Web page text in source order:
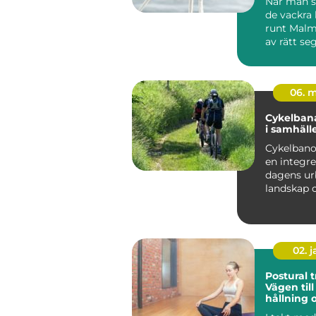
de vackra
runt
av rätt
06.
i
en
dagens
landskap
02.
Postural
Vägen
hållning